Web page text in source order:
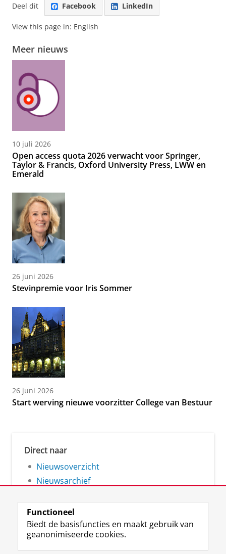
Deel dit Facebook LinkedIn
View this page in: English
Meer nieuws
10 juli 2026
Open access quota 2026 verwacht voor Springer,
Taylor & Francis, Oxford University Press, LWW en
Emerald
26 juni 2026
Stevinpremie voor Iris Sommer
26 juni 2026
Start werving nieuwe voorzitter College van Bestuur
Direct naar
Nieuwsoverzicht
Nieuwsarchief
F L R I Y
Functioneel
Biedt de basisfuncties en maakt gebruik van
geanonimiseerde cookies.